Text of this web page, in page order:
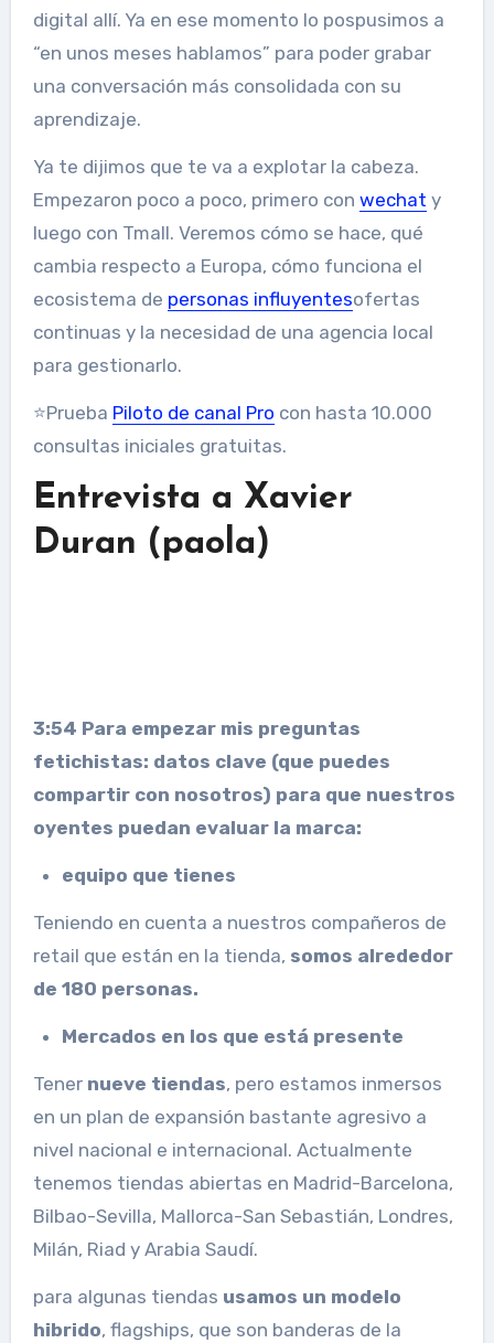
digital allí. Ya en ese momento lo pospusimos a
“en unos meses hablamos” para poder grabar
una conversación más consolidada con su
aprendizaje.
Ya te dijimos que te va a explotar la cabeza.
Empezaron poco a poco, primero con wechat y
luego con Tmall. Veremos cómo se hace, qué
cambia respecto a Europa, cómo funciona el
ecosistema de personas influyentesofertas
continuas y la necesidad de una agencia local
para gestionarlo.
⭐Prueba Piloto de canal Pro con hasta 10.000
consultas iniciales gratuitas.
Entrevista a Xavier
Duran (paola)
3:54 Para empezar mis preguntas
fetichistas: datos clave (que puedes
compartir con nosotros) para que nuestros
oyentes puedan evaluar la marca:
equipo que tienes
Teniendo en cuenta a nuestros compañeros de
retail que están en la tienda, somos alrededor
de 180 personas.
Mercados en los que está presente
Tener nueve tiendas, pero estamos inmersos
en un plan de expansión bastante agresivo a
nivel nacional e internacional. Actualmente
tenemos tiendas abiertas en Madrid-Barcelona, ​​
Bilbao-Sevilla, Mallorca-San Sebastián, Londres,
Milán, Riad y Arabia Saudí.
para algunas tiendas usamos un modelo
hibrido, flagships, que son banderas de la